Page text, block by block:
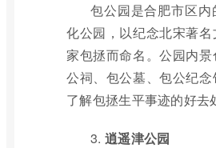
包公园是合肥市区内
化公园，以纪念北宋著
家包拯而命名。公园内
公祠、包公墓、包公纪
了解包拯生平事迹的好去
3. 逍遥津公园